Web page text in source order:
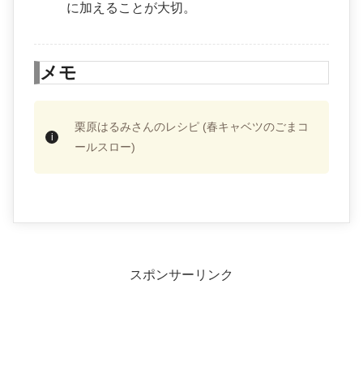
に加えることが大切。
メモ
栗原はるみさんのレシピ (春キャベツのごまコ
ールスロー)
スポンサーリンク